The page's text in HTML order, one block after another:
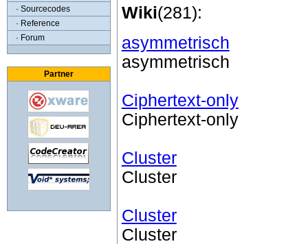
· Sourcecodes
· Reference
· Forum
Partner
Wiki(281):
asymmetrisch
asymmetrisch
Ciphertext-only
Ciphertext-only
Cluster
Cluster
Cluster
Cluster